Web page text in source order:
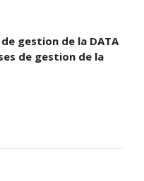
gestion de la DATA
de gestion de la